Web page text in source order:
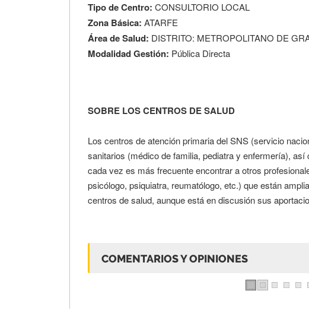
Tipo de Centro: CONSULTORIO LOCAL
Zona Básica: ATARFE
Área de Salud: DISTRITO: METROPOLITANO DE
Modalidad Gestión: Pública Directa
SOBRE LOS CENTROS DE SALUD
Los centros de atención primaria del SNS (servicio
sanitarios (médico de familia, pediatra y enfermería),
cada vez es más frecuente encontrar a otros
psicólogo, psiquiatra, reumatólogo, etc.) que están
centros de salud, aunque está en discusión sus
COMENTARIOS Y OPINIONES